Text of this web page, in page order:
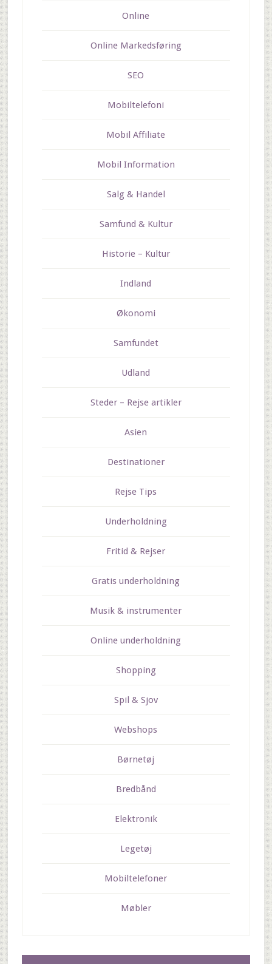
Online
Online Markedsføring
SEO
Mobiltelefoni
Mobil Affiliate
Mobil Information
Salg & Handel
Samfund & Kultur
Historie – Kultur
Indland
Økonomi
Samfundet
Udland
Steder – Rejse artikler
Asien
Destinationer
Rejse Tips
Underholdning
Fritid & Rejser
Gratis underholdning
Musik & instrumenter
Online underholdning
Shopping
Spil & Sjov
Webshops
Børnetøj
Bredbånd
Elektronik
Legetøj
Mobiltelefoner
Møbler